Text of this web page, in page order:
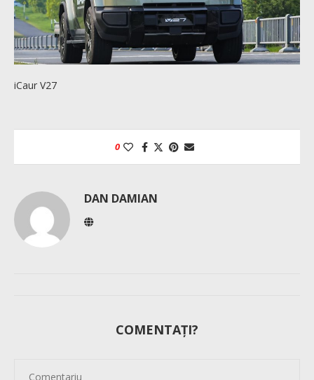
iCaur V27
0
DAN DAMIAN
COMENTAȚI?